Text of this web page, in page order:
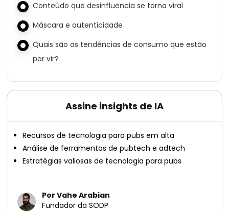
Conteúdo que desinfluencia se torna viral
Máscara e autenticidade
Quais são as tendências de consumo que estão
por vir?
Assine insights de IA
Recursos de tecnologia para pubs em alta
Análise de ferramentas de pubtech e adtech
Estratégias valiosas de tecnologia para pubs
Por Vahe Arabian
Fundador da SODP